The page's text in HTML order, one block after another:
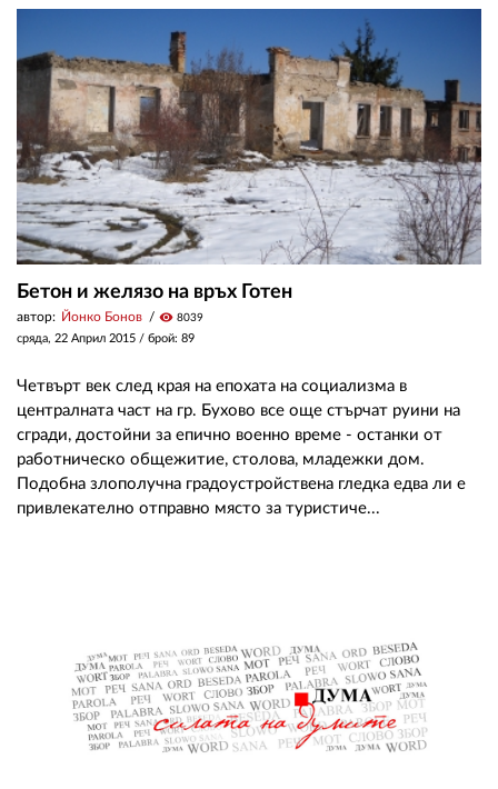
Бетон и желязо на връх Готен
автор: Йонко Бонов visibility 8039
сряда, 22 Април 2015 / брой: 89
Четвърт век след края на епохата на социализма в
централната част на гр. Бухово все още стърчат руини на
сгради, достойни за епично военно време - останки от
работническо общежитие, столова, младежки дом.
Подобна злополучна градоустройствена гледка едва ли е
привлекателно отправно място за туристиче...